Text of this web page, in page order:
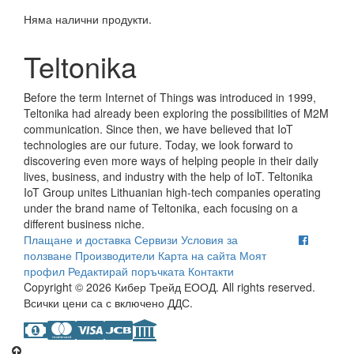
Няма налични продукти.
Teltonika
Before the term Internet of Things was introduced in 1999,
Teltonika had already been exploring the possibilities of M2M
communication. Since then, we have believed that IoT
technologies are our future. Today, we look forward to
discovering even more ways of helping people in their daily
lives, business, and industry with the help of IoT. Teltonika
IoT Group unites Lithuanian high-tech companies operating
under the brand name of Teltonika, each focusing on a
different business niche.
Плащане и доставка Сервизи Условия за
ползване Производители Карта на сайта Моят
профил Редактирай поръчката Контакти
Copyright © 2026 Кибер Трейд ЕООД. All rights reserved.
Всички цени са с включено ДДС.